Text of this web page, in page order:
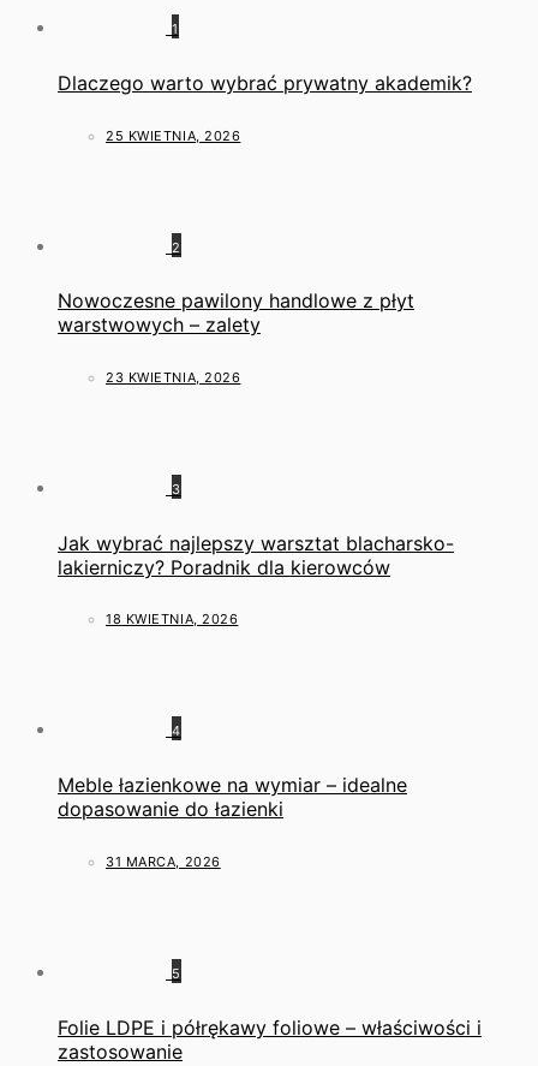
1
Dlaczego warto wybrać prywatny akademik?
25 KWIETNIA, 2026
2
Nowoczesne pawilony handlowe z płyt
warstwowych – zalety
23 KWIETNIA, 2026
3
Jak wybrać najlepszy warsztat blacharsko-
lakierniczy? Poradnik dla kierowców
18 KWIETNIA, 2026
4
Meble łazienkowe na wymiar – idealne
dopasowanie do łazienki
31 MARCA, 2026
5
Folie LDPE i półrękawy foliowe – właściwości i
zastosowanie